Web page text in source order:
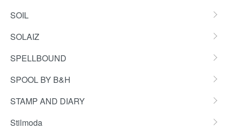
SOIL
SOLAIZ
SPELLBOUND
SPOOL BY B&H
STAMP AND DIARY
Stilmoda